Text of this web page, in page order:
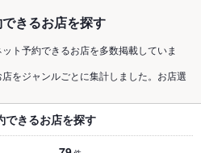
きるお店を探す
ト予約できるお店を多数掲載していま
をジャンルごとに集計しました。お店選
できるお店を探す